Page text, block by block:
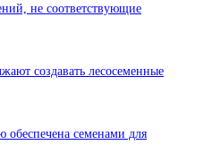
не соответствующие
создавать лесосеменные
обеспечена семенами для